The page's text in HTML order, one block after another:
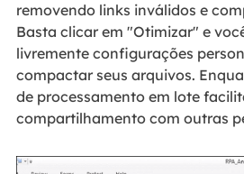
removendo links inválidos e
Basta clicar em "Otimizar" e
livremente configurações
compactar seus arquivos.
de processamento em lote
compartilhamento com outras